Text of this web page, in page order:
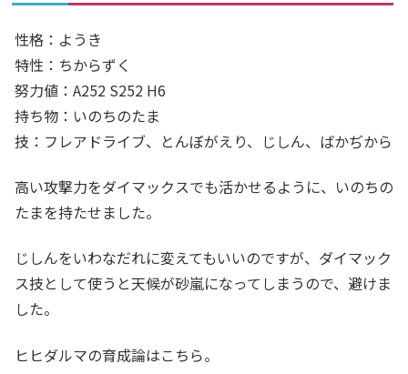
性格：ようき
特性：ちからずく
努力値：A252 S252 H6
持ち物：いのちのたま
技：フレアドライブ、とんぼがえり、じしん、ばかぢから
高い攻撃力をダイマックスでも活かせるように、いのちの
たまを持たせました。
じしんをいわなだれに変えてもいいのですが、ダイマック
ス技として使うと天候が砂嵐になってしまうので、避けま
した。
ヒヒダルマの育成論はこちら。